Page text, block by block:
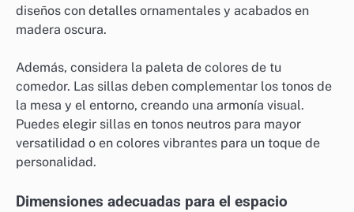
diseños con detalles ornamentales y acabados en
madera oscura.
Además, considera la paleta de colores de tu
comedor. Las sillas deben complementar los tonos de
la mesa y el entorno, creando una armonía visual.
Puedes elegir sillas en tonos neutros para mayor
versatilidad o en colores vibrantes para un toque de
personalidad.
Dimensiones adecuadas para el espacio